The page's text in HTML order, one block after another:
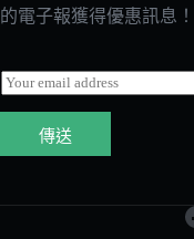
的電子報獲得優惠訊息！
E
m
a
l
傳送